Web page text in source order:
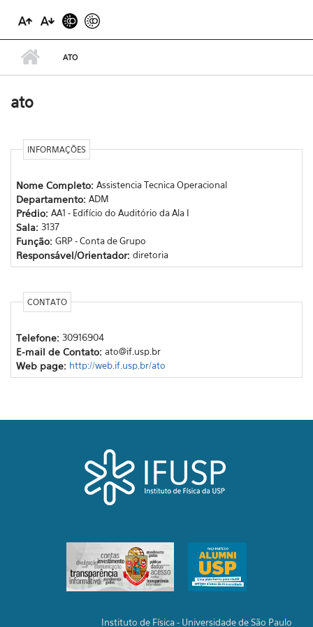
ATO
ato
INFORMAÇÕES
Nome Completo: Assistencia Tecnica Operacional
Departamento: ADM
Prédio: AA1 - Edifício do Auditório da Ala I
Sala: 3137
Função: GRP - Conta de Grupo
Responsável/Orientador: diretoria
CONTATO
Telefone: 30916904
E-mail de Contato: ato@if.usp.br
Web page: http://web.if.usp.br/ato
Instituto de Física - Universidade de São Paulo